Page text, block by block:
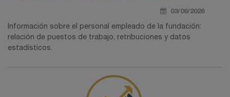
03/06/2026
Información sobre el personal empleado de la fundación:
relación de puestos de trabajo, retribuciones y datos
estadísticos.